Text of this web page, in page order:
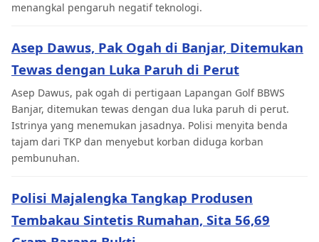
menangkal pengaruh negatif teknologi.
Asep Dawus, Pak Ogah di Banjar, Ditemukan
Tewas dengan Luka Paruh di Perut
Asep Dawus, pak ogah di pertigaan Lapangan Golf BBWS
Banjar, ditemukan tewas dengan dua luka paruh di perut.
Istrinya yang menemukan jasadnya. Polisi menyita benda
tajam dari TKP dan menyebut korban diduga korban
pembunuhan.
Polisi Majalengka Tangkap Produsen
Tembakau Sintetis Rumahan, Sita 56,69